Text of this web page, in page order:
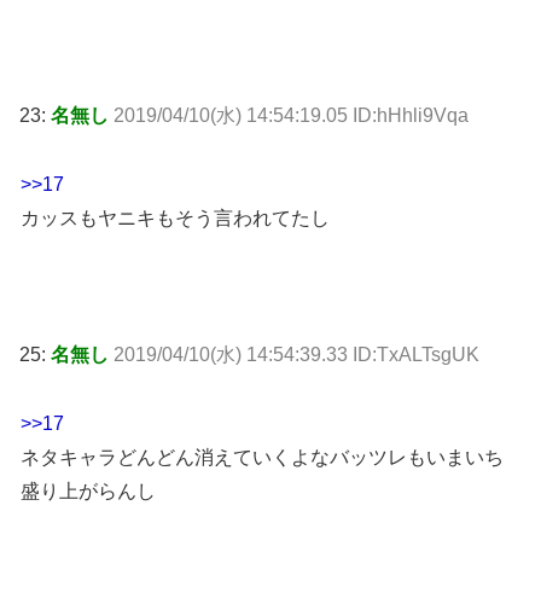
23: 名無し 2019/04/10(水) 14:54:19.05 ID:hHhli9Vqa
>>17
カッスもヤニキもそう言われてたし
25: 名無し 2019/04/10(水) 14:54:39.33 ID:TxALTsgUK
>>17
ネタキャラどんどん消えていくよなバッツレもいまいち
盛り上がらんし